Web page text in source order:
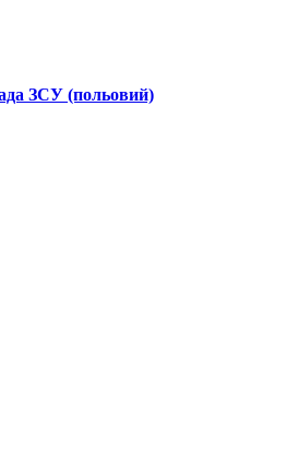
ЗСУ (польовий)